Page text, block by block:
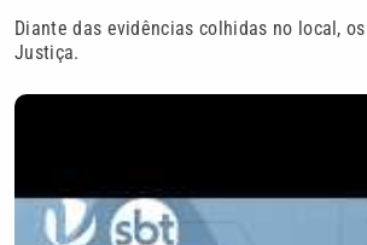
Diante das evidências colhidas no local,
Justiça.